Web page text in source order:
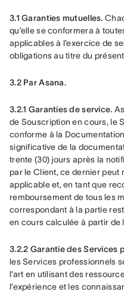
3.1 Garanties mutuelles.
qu’elle se conformera à
applicables à l’exercice de
obligations au titre du
3.2 Par Asana.
3.2.1 Garanties de service.
de Souscription en cours, le
conforme à la
significative de la
trente (30) jours après la
par le Client, ce dernier peut
applicable et, en tant que
remboursement de tous les
correspondant à la partie
en cours calculée à partir de
3.2.2 Garantie des Services
les Services professionnels
l’art en utilisant des
l’expérience et les